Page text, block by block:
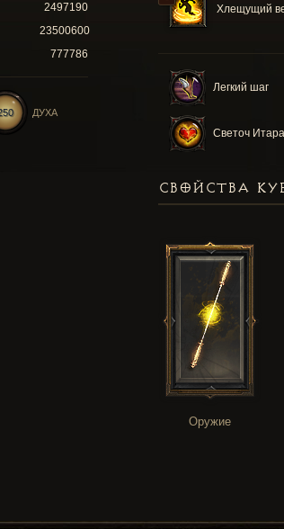
Хлещущий
Легкий шаг
Светоч Итара
2497190
23500600
777786
ДУХА
СВОЙСТВА
Оружие